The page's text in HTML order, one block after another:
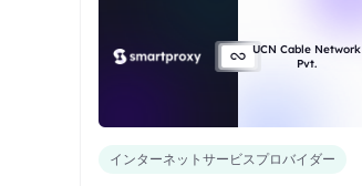
UCN Cable Network
Pvt.
インターネットサービスプロバイダー